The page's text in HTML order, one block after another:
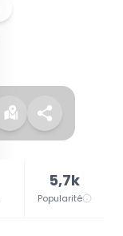
5,7k
Popularité